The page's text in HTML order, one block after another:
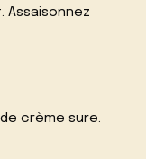
Assaisonnez
crème sure.